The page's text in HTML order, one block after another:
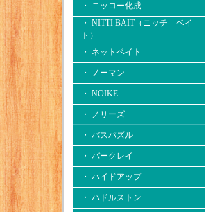
・ ニッコー化成
・ NITTI BAIT（ニッチ ベイ
ト）
・ ネットベイト
・ ノーマン
・ NOIKE
・ ノリーズ
・ バスパズル
・ バークレイ
・ ハイドアップ
・ ハドルストン